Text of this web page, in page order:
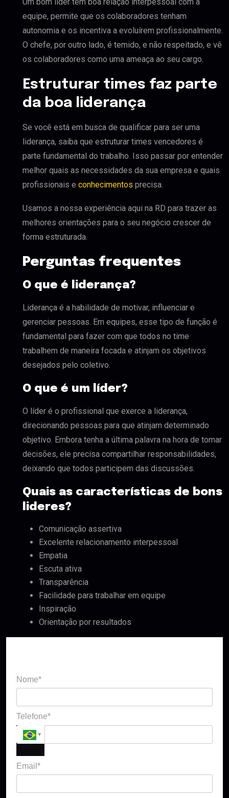
equipe, permite que os colaboradores tenham
autonomia e os incentiva a evoluírem profissionalmente.
O chefe, por outro lado, é temido, e não respeitado, e vê
os colaboradores como uma ameaça ao seu cargo.
Estruturar times faz parte
da boa liderança
Se você está em busca de qualificar para ser uma
liderança, saiba que estruturar times vencedores é
parte fundamental do trabalho. Isso passar por entender
melhor quais as necessidades da sua empresa e quais
profissionais e conhecimentos precisa.
Usamos a nossa experiência aqui na RD para trazer as
melhores orientações para o seu negócio crescer de
forma estruturada.
Perguntas frequentes
O que é liderança?
Liderança é a habilidade de motivar, influenciar e
gerenciar pessoas. Em equipes, esse tipo de função é
fundamental para fazer com que todos no time
trabalhem de maneira focada e atinjam os objetivos
desejados pelo coletivo.
O que é um líder?
O líder é o profissional que exerce a liderança,
direcionando pessoas para que atinjam determinado
objetivo. Embora tenha a última palavra na hora de tomar
decisões, ele precisa compartilhar responsabilidades,
deixando que todos participem das discussões.
Quais as características de bons
lideres?
Comunicação assertiva
Excelente relacionamento interpessoal
Empatia
Escuta ativa
Transparência
Facilidade para trabalhar em equipe
Inspiração
Orientação por resultados
Nome*
Telefone*
Email*